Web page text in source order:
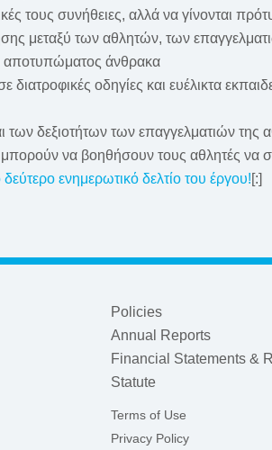
τους συνήθειες, αλλά να γίνονται
μεταξύ των αθλητών, των
αποτυπώματος άνθρακα
οδηγίες και ευέλικτα
δεξιοτήτων των επαγγελματιών της
να βοηθήσουν τους αθλητές να
ενημερωτικό δελτίο του έργου![:]
Policies
Annual Reports
Financial Statements &
Statute
Terms of Use
Privacy Policy